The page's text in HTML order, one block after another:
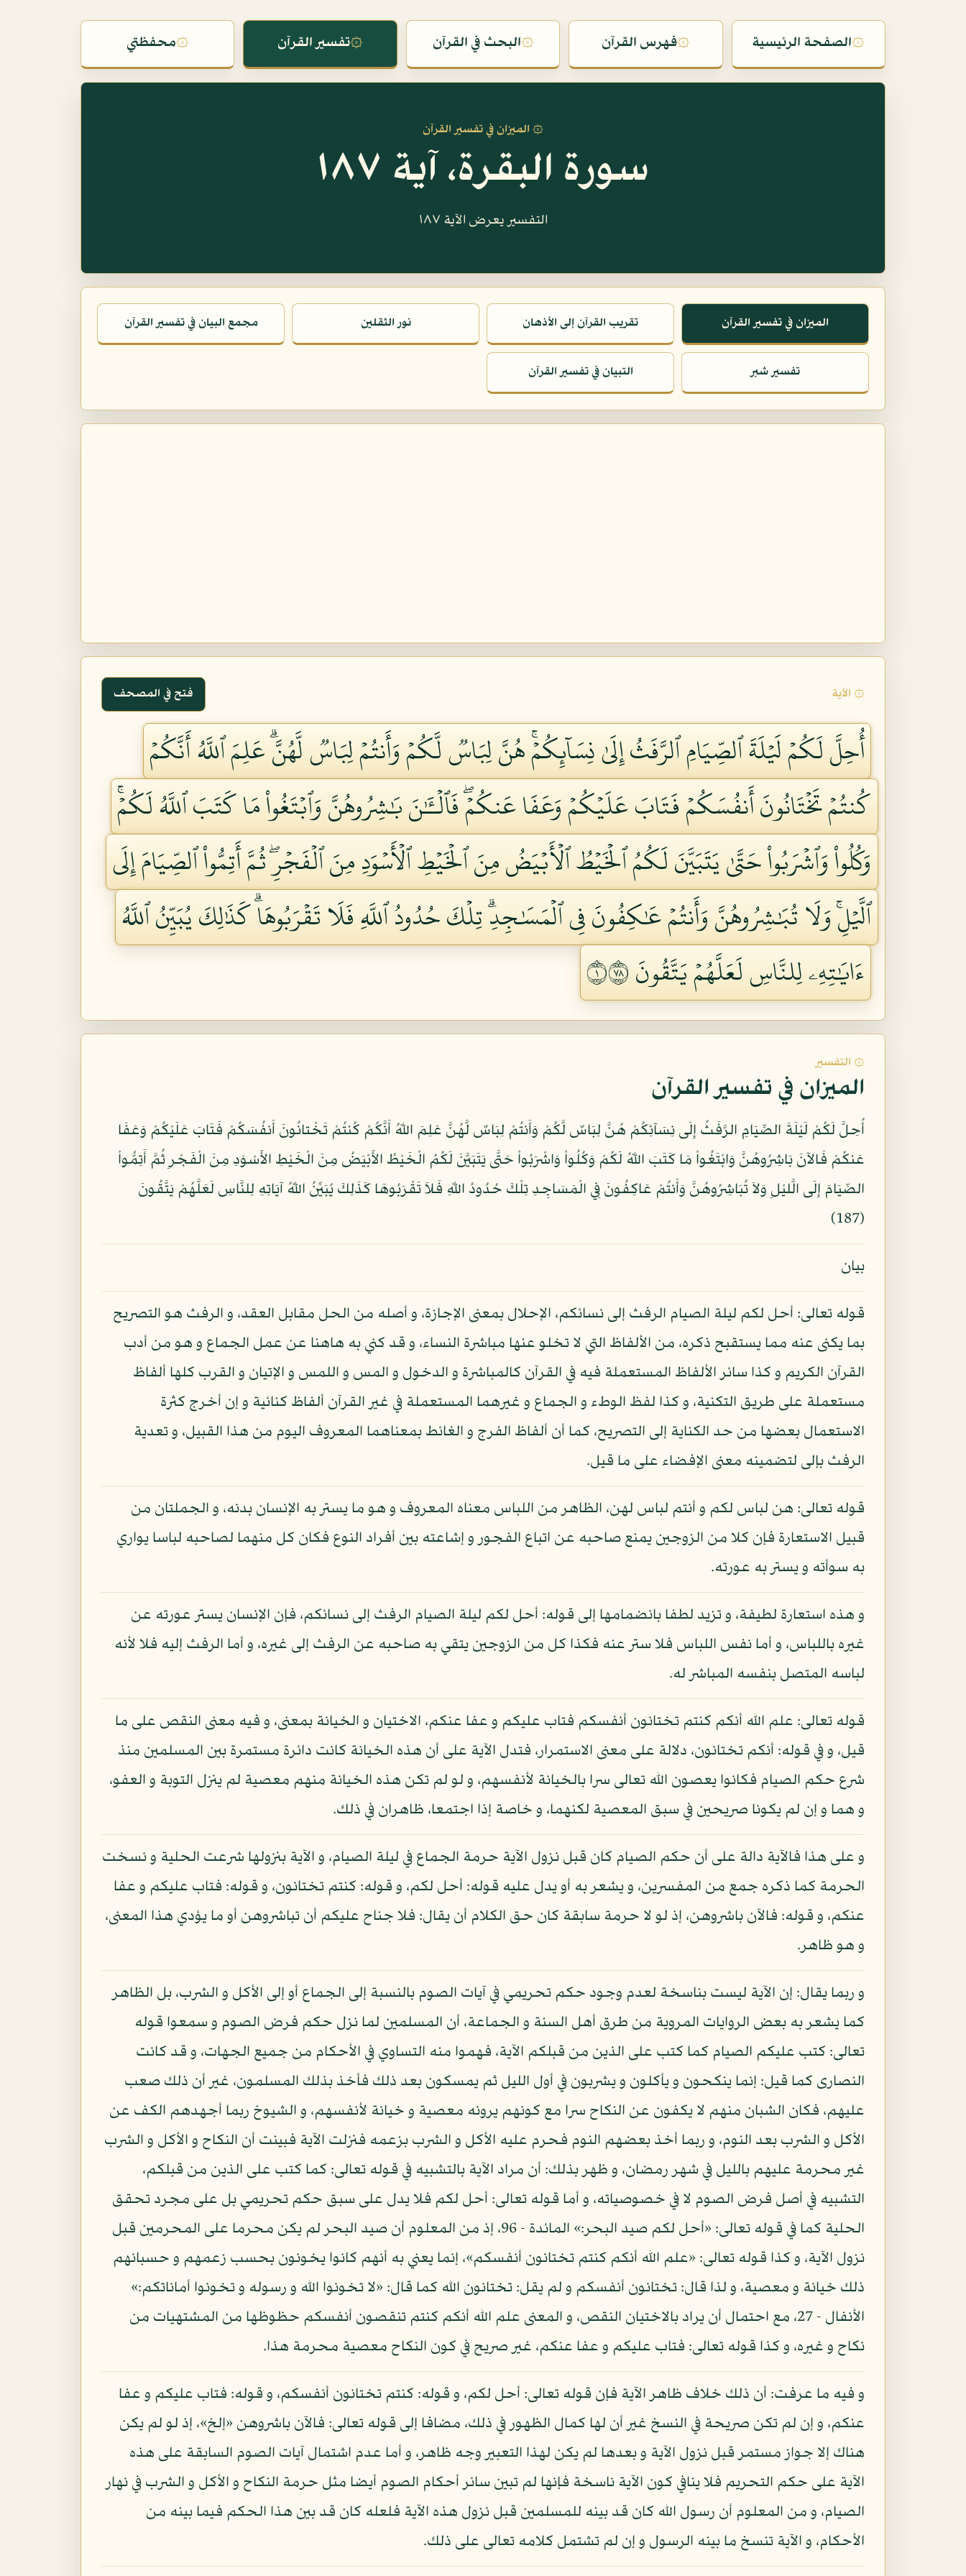
۞الصفحة الرئيسية ۞فهرس القرآن ۞البحث في القرآن ۞تفسير القرآن ۞محفظتي
۞ الميزان في تفسير القرآن
سورة البقرة، آية ١٨٧
التفسير يعرض الآية ١٨٧
الميزان في تفسير القرآن تقريب القرآن إلى الأذهان نور الثقلين مجمع البيان في تفسير القرآن
تفسير شبر التبيان في تفسير القرآن
۞ الآية فتح في المصحف
أُحِلَّ لَكُمۡ لَيۡلَةَ ٱلصِّيَامِ ٱلرَّفَثُ إِلَىٰ نِسَآئِكُمۡۚ هُنَّ لِبَاسٞ لَّكُمۡ وَأَنتُمۡ لِبَاسٞ لَّهُنَّۗ عَلِمَ ٱللَّهُ أَنَّكُمۡ
كُنتُمۡ تَخۡتَانُونَ أَنفُسَكُمۡ فَتَابَ عَلَيۡكُمۡ وَعَفَا عَنكُمۡۖ فَٱلۡـَٰٔنَ بَٰشِرُوهُنَّ وَٱبۡتَغُواْ مَا كَتَبَ ٱللَّهُ لَكُمۡۚ
وَكُلُواْ وَٱشۡرَبُواْ حَتَّىٰ يَتَبَيَّنَ لَكُمُ ٱلۡخَيۡطُ ٱلۡأَبۡيَضُ مِنَ ٱلۡخَيۡطِ ٱلۡأَسۡوَدِ مِنَ ٱلۡفَجۡرِۖ ثُمَّ أَتِمُّواْ ٱلصِّيَامَ إِلَى
ٱلَّيۡلِۚ وَلَا تُبَٰشِرُوهُنَّ وَأَنتُمۡ عَٰكِفُونَ فِي ٱلۡمَسَٰجِدِۗ تِلۡكَ حُدُودُ ٱللَّهِ فَلَا تَقۡرَبُوهَاۗ كَذَٰلِكَ يُبَيِّنُ ٱللَّهُ
ءَايَٰتِهِۦ لِلنَّاسِ لَعَلَّهُمۡ يَتَّقُونَ ١٨٧
۞ التفسير
الميزان في تفسير القرآن
أُحِلَّ لَكُمْ لَيْلَةَ الصِّيَامِ الرَّفَثُ إِلَى نِسَآئِكُمْ هُنَّ لِبَاسٌ لَّكُمْ وَأَنتُمْ لِبَاسٌ لَّهُنَّ عَلِمَ اللّهُ أَنَّكُمْ كُنتُمْ تَخْتانُونَ أَنفُسَكُمْ فَتَابَ عَلَيْكُمْ وَعَفَا
عَنكُمْ فَالآنَ بَاشِرُوهُنَّ وَابْتَغُواْ مَا كَتَبَ اللّهُ لَكُمْ وَكُلُواْ وَاشْرَبُواْ حَتَّى يَتَبَيَّنَ لَكُمُ الْخَيْطُ الأَبْيَضُ مِنَ الْخَيْطِ الأَسْوَدِ مِنَ الْفَجْرِ ثُمَّ أَتِمُّواْ
الصِّيَامَ إِلَى الَّليْلِ وَلاَ تُبَاشِرُوهُنَّ وَأَنتُمْ عَاكِفُونَ فِي الْمَسَاجِدِ تِلْكَ حُدُودُ اللّهِ فَلاَ تَقْرَبُوهَا كَذَلِكَ يُبَيِّنُ اللّهُ آيَاتِهِ لِلنَّاسِ لَعَلَّهُمْ يَتَّقُونَ
(187)
بيان
قوله تعالى: أحل لكم ليلة الصيام الرفث إلى نسائكم، الإحلال بمعنى الإجازة، و أصله من الحل مقابل العقد، و الرفث هو التصريح
بما يكنى عنه مما يستقبح ذكره، من الألفاظ التي لا تخلو عنها مباشرة النساء، و قد كني به هاهنا عن عمل الجماع و هو من أدب
القرآن الكريم و كذا سائر الألفاظ المستعملة فيه في القرآن كالمباشرة و الدخول و المس و اللمس و الإتيان و القرب كلها ألفاظ
مستعملة على طريق التكنية، و كذا لفظ الوطء و الجماع و غيرهما المستعملة في غير القرآن ألفاظ كنائية و إن أخرج كثرة
الاستعمال بعضها من حد الكناية إلى التصريح، كما أن ألفاظ الفرج و الغائط بمعناهما المعروف اليوم من هذا القبيل، و تعدية
الرفث بإلى لتضمينه معنى الإفضاء على ما قيل.
قوله تعالى: هن لباس لكم و أنتم لباس لهن، الظاهر من اللباس معناه المعروف و هو ما يستر به الإنسان بدنه، و الجملتان من
قبيل الاستعارة فإن كلا من الزوجين يمنع صاحبه عن اتباع الفجور و إشاعته بين أفراد النوع فكان كل منهما لصاحبه لباسا يواري
به سوأته و يستر به عورته.
و هذه استعارة لطيفة، و تزيد لطفا بانضمامها إلى قوله: أحل لكم ليلة الصيام الرفث إلى نسائكم، فإن الإنسان يستر عورته عن
غيره باللباس، و أما نفس اللباس فلا ستر عنه فكذا كل من الزوجين يتقي به صاحبه عن الرفث إلى غيره، و أما الرفث إليه فلا لأنه
لباسه المتصل بنفسه المباشر له.
قوله تعالى: علم الله أنكم كنتم تختانون أنفسكم فتاب عليكم و عفا عنكم، الاختيان و الخيانة بمعنى، و فيه معنى النقص على ما
قيل، و في قوله: أنكم تختانون، دلالة على معنى الاستمرار، فتدل الآية على أن هذه الخيانة كانت دائرة مستمرة بين المسلمين منذ
شرع حكم الصيام فكانوا يعصون الله تعالى سرا بالخيانة لأنفسهم، و لو لم تكن هذه الخيانة منهم معصية لم ينزل التوبة و العفو،
و هما و إن لم يكونا صريحين في سبق المعصية لكنهما، و خاصة إذا اجتمعا، ظاهران في ذلك.
و على هذا فالآية دالة على أن حكم الصيام كان قبل نزول الآية حرمة الجماع في ليلة الصيام، و الآية بنزولها شرعت الحلية و نسخت
الحرمة كما ذكره جمع من المفسرين، و يشعر به أو يدل عليه قوله: أحل لكم، و قوله: كنتم تختانون، و قوله: فتاب عليكم و عفا
عنكم، و قوله: فالآن باشروهن، إذ لو لا حرمة سابقة كان حق الكلام أن يقال: فلا جناح عليكم أن تباشروهن أو ما يؤدي هذا المعنى،
و هو ظاهر.
و ربما يقال: إن الآية ليست بناسخة لعدم وجود حكم تحريمي في آيات الصوم بالنسبة إلى الجماع أو إلى الأكل و الشرب، بل الظاهر
كما يشعر به بعض الروايات المروية من طرق أهل السنة و الجماعة، أن المسلمين لما نزل حكم فرض الصوم و سمعوا قوله
تعالى: كتب عليكم الصيام كما كتب على الذين من قبلكم الآية، فهموا منه التساوي في الأحكام من جميع الجهات، و قد كانت
النصارى كما قيل: إنما ينكحون و يأكلون و يشربون في أول الليل ثم يمسكون بعد ذلك فأخذ بذلك المسلمون، غير أن ذلك صعب
عليهم، فكان الشبان منهم لا يكفون عن النكاح سرا مع كونهم يرونه معصية و خيانة لأنفسهم، و الشيوخ ربما أجهدهم الكف عن
الأكل و الشرب بعد النوم، و ربما أخذ بعضهم النوم فحرم عليه الأكل و الشرب بزعمه فنزلت الآية فبينت أن النكاح و الأكل و الشرب
غير محرمة عليهم بالليل في شهر رمضان، و ظهر بذلك: أن مراد الآية بالتشبيه في قوله تعالى: كما كتب على الذين من قبلكم،
التشبيه في أصل فرض الصوم لا في خصوصياته، و أما قوله تعالى: أحل لكم فلا يدل على سبق حكم تحريمي بل على مجرد تحقق
الحلية كما في قوله تعالى: «أحل لكم صيد البحر:» المائدة - 96، إذ من المعلوم أن صيد البحر لم يكن محرما على المحرمين قبل
نزول الآية، و كذا قوله تعالى: «علم الله أنكم كنتم تختانون أنفسكم»، إنما يعني به أنهم كانوا يخونون بحسب زعمهم و حسبانهم
ذلك خيانة و معصية، و لذا قال: تختانون أنفسكم و لم يقل: تختانون الله كما قال: «لا تخونوا الله و رسوله و تخونوا أماناتكم:»
الأنفال - 27، مع احتمال أن يراد بالاختيان النقص، و المعنى علم الله أنكم كنتم تنقصون أنفسكم حظوظها من المشتهيات من
نكاح و غيره، و كذا قوله تعالى: فتاب عليكم و عفا عنكم، غير صريح في كون النكاح معصية محرمة هذا.
و فيه ما عرفت: أن ذلك خلاف ظاهر الآية فإن قوله تعالى: أحل لكم، و قوله: كنتم تختانون أنفسكم، و قوله: فتاب عليكم و عفا
عنكم، و إن لم تكن صريحة في النسخ غير أن لها كمال الظهور في ذلك، مضافا إلى قوله تعالى: فالآن باشروهن «إلخ»، إذ لو لم يكن
هناك إلا جواز مستمر قبل نزول الآية و بعدها لم يكن لهذا التعبير وجه ظاهر، و أما عدم اشتمال آيات الصوم السابقة على هذه
الآية على حكم التحريم فلا ينافي كون الآية ناسخة فإنها لم تبين سائر أحكام الصوم أيضا مثل حرمة النكاح و الأكل و الشرب في نهار
الصيام، و من المعلوم أن رسول الله كان قد بينه للمسلمين قبل نزول هذه الآية فلعله كان قد بين هذا الحكم فيما بينه من
الأحكام، و الآية تنسخ ما بينه الرسول و إن لم تشتمل كلامه تعالى على ذلك.